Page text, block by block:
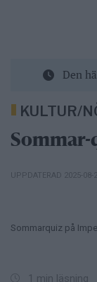
Den
KULTUR/
UPPDATERAD 2025-08-
Sommarquiz på
1 min läsning